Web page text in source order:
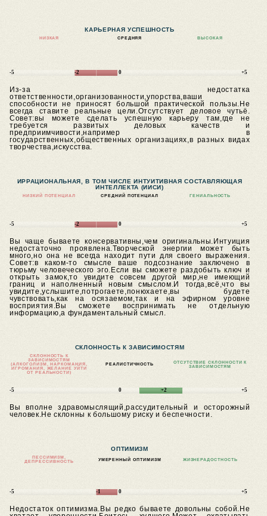
КАРЬЕРНАЯ УСПЕШНОСТЬ
НИЗКАЯ СРЕДНЯЯ ВЫСОКАЯ
-5 -2 0 +5
Из-за недостатка
ответственности,организованности,упорства,ваши
способности не приносят большой практической пользы.Не
всегда ставите реальные цели.Отсутствует деловое чутьё.
Совет:вы можете сделать успешную карьеру там,где не
требуется развитых деловых качеств и
предприимчивости,например в
государственных,общественных организациях,в разных видах
творчества,искусства.
ИРРАЦИОНАЛЬНАЯ, В ТОМ ЧИСЛЕ ИНТУИТИВНАЯ СОСТАВЛЯЮЩАЯ
ИНТЕЛЛЕКТА (ИИСИ)
НИЗКИЙ ПОТЕНЦИАЛ СРЕДНИЙ ПОТЕНЦИАЛ ГЕНИАЛЬНОСТЬ
-5 -2 0 +5
Вы чаще бываете консервативны,чем оригинальны.Интуиция
недостаточно проявлена.Творческой энергии может быть
много,но она не всегда находит пути для своего выражения.
Совет:в каком-то смысле ваше подсознание заключено в
тюрьму человеческого эго.Если вы сможете раздобыть ключ и
открыть замок,то увидите совсем другой мир,не имеющий
границ и наполненный новым смыслом.И тогда,всё,что вы
увидите,услышите,потрогаете,понюхаете,вы будете
чувствовать,как на осязаемом,так и на эфирном уровне
восприятия.Вы сможете воспринимать не отдельную
информацию,а фундаментальный смысл.
СКЛОННОСТЬ К ЗАВИСИМОСТЯМ
СКЛОННОСТЬ К
ЗАВИСИМОСТЯМ
(АЛКОГОЛИЗМ, НАРКОМАНИЯ,
ИГРОМАНИЯ, ЖЕЛАНИЕ УЙТИ
ОТ РЕАЛЬНОСТИ)
РЕАЛИСТИЧНОСТЬ
ОТСУТСТВИЕ СКЛОННОСТИ К
ЗАВИСИМОСТЯМ
-5 0 +2 +5
Вы вполне здравомыслящий,рассудительный и осторожный
человек.Не склонны к большому риску и беспечности.
ОПТИМИЗМ
ПЕССИМИЗМ,
ДЕПРЕССИВНОСТЬ
УМЕРЕННЫЙ ОПТИМИЗМ ЖИЗНЕРАДОСТНОСТЬ
-5 -1 0 +5
Недостаток оптимизма.Вы редко бываете довольны собой.Не